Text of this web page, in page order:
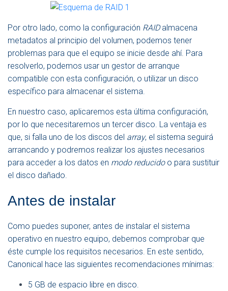
Por otro lado, como la configuración RAIDalmacena
metadatos al principio del volumen, podemos tener
problemas para que el equipo se inicie desde ahí. Para
resolverlo, podemos usar un gestor de arranque
compatible con esta configuración, o utilizar un disco
específico para almacenar el sistema.
En nuestro caso, aplicaremos esta última configuración,
por lo que necesitaremos un tercer disco. La ventaja es
que, si falla uno de los discos del array, el sistema seguirá
arrancando y podremos realizar los ajustes necesarios
para acceder a los datos en modo reducidoo para sustituir
el disco dañado.
Antes de instalar
Como puedes suponer, antes de instalar el sistema
operativo en nuestro equipo, debemos comprobar que
éste cumple los requisitos necesarios. En este sentido,
Canonical hace las siguientes recomendaciones mínimas:
5 GB de espacio libre en disco.